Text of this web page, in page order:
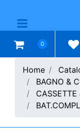
Open menu
0
Home
BAGNO &
CASSETTE